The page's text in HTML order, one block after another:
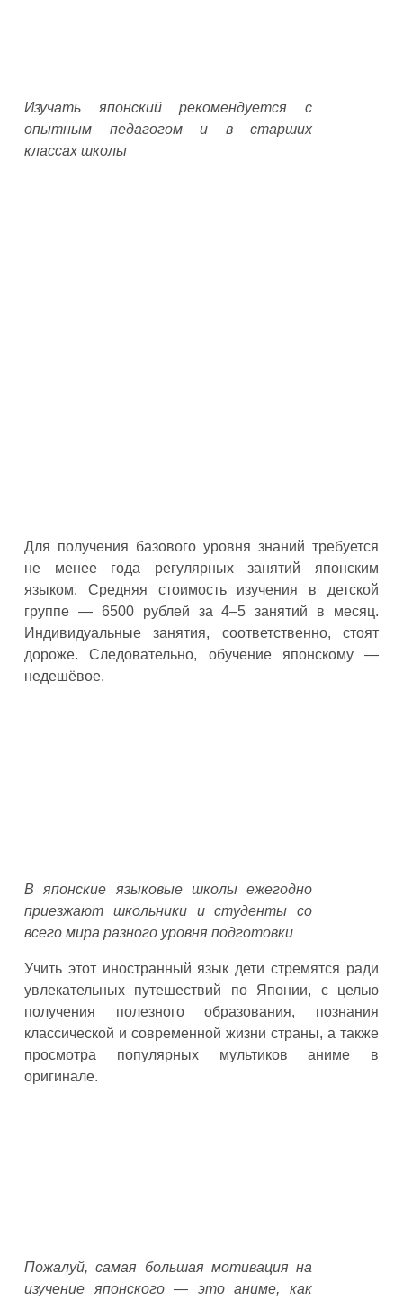
Изучать японский рекомендуется с
опытным педагогом и в старших
классах школы
Для получения базового уровня знаний требуется
не менее года регулярных занятий японским
языком. Средняя стоимость изучения в детской
группе — 6500 рублей за 4–5 занятий в месяц.
Индивидуальные занятия, соответственно, стоят
дороже. Следовательно, обучение японскому —
недешёвое.
В японские языковые школы ежегодно
приезжают школьники и студенты со
всего мира разного уровня подготовки
Учить этот иностранный язык дети стремятся ради
увлекательных путешествий по Японии, с целью
получения полезного образования, познания
классической и современной жизни страны, а также
просмотра популярных мультиков аниме в
оригинале.
Пожалуй, самая большая мотивация на
изучение японского — это аниме, как